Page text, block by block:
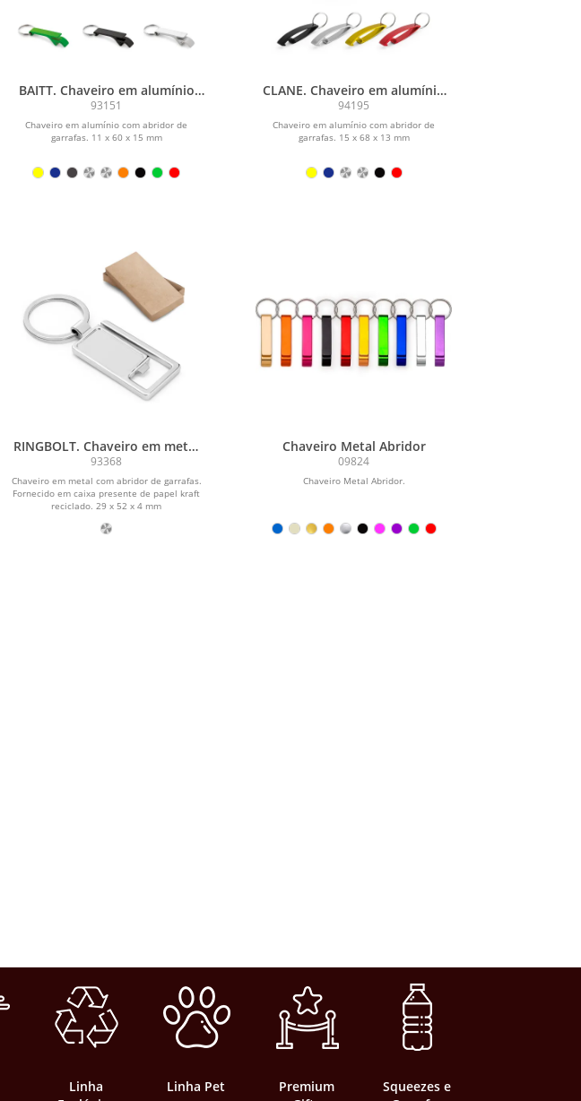
BAITT. Chaveiro em alumínio
com abridor de garrafas
93151
Chaveiro em alumínio com abridor de
garrafas. 11 x 60 x 15 mm
CLANE. Chaveiro em alumínio
com abridor de garrafas
94195
Chaveiro em alumínio com abridor de
garrafas. 15 x 68 x 13 mm
RINGBOLT. Chaveiro em metal
com abridor de garrafas
93368
Chaveiro em metal com abridor de garrafas.
Fornecido em caixa presente de papel kraft
reciclado. 29 x 52 x 4 mm
Chaveiro Metal Abridor
09824
Chaveiro Metal Abridor.
Linha
Linha Pet
Premium
Squeezes e